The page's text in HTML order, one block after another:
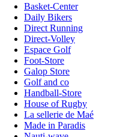
Basket-Center
Daily Bikers
Direct Running
Direct-Volley
Espace Golf
Foot-Store
Galop Store
Golf and co
Handball-Store
House of Rugby
La sellerie de Maé
Made in Paradis